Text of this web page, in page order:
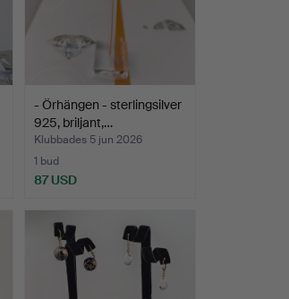
- Örhängen - sterlingsilver
925, briljant,…
Klubbades 5 jun 2026
1 bud
87 USD